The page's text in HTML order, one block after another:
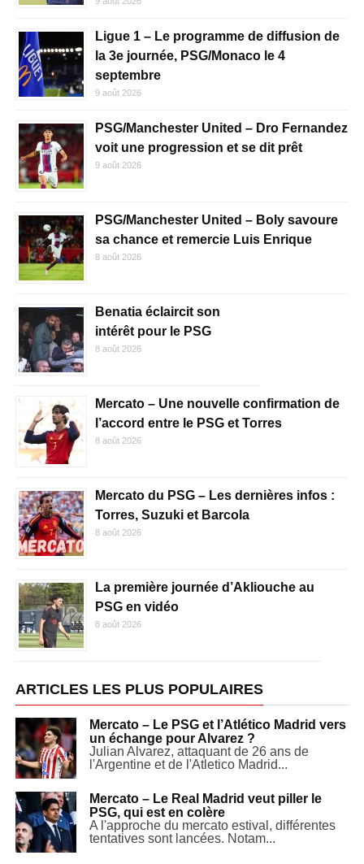
Ligue 1 – Le programme de diffusion de
la 3e journée, PSG/Monaco le 4
septembre
9 août 2026
PSG/Manchester United – Dro Fernandez
voit une progression et se dit prêt
9 août 2026
PSG/Manchester United – Boly savoure
sa chance et remercie Luis Enrique
8 août 2026
Benatia éclaircit son
intérêt pour le PSG
8 août 2026
Mercato – Une nouvelle confirmation de
l’accord entre le PSG et Torres
8 août 2026
Mercato du PSG – Les dernières infos :
Torres, Suzuki et Barcola
8 août 2026
La première journée d’Akliouche au
PSG en vidéo
8 août 2026
ARTICLES LES PLUS POPULAIRES
Mercato – Le PSG et l’Atlético Madrid vers
un échange pour Alvarez ?
Julian Alvarez, attaquant de 26 ans de
l'Argentine et de l'Atletico Madrid...
Mercato – Le Real Madrid veut piller le
PSG, qui est en colère
A l'approche du mercato estival, différentes
tentatives sont lancées. Notam...